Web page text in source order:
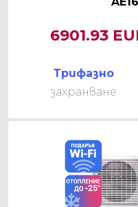
6901.93
Трифазно
захранване